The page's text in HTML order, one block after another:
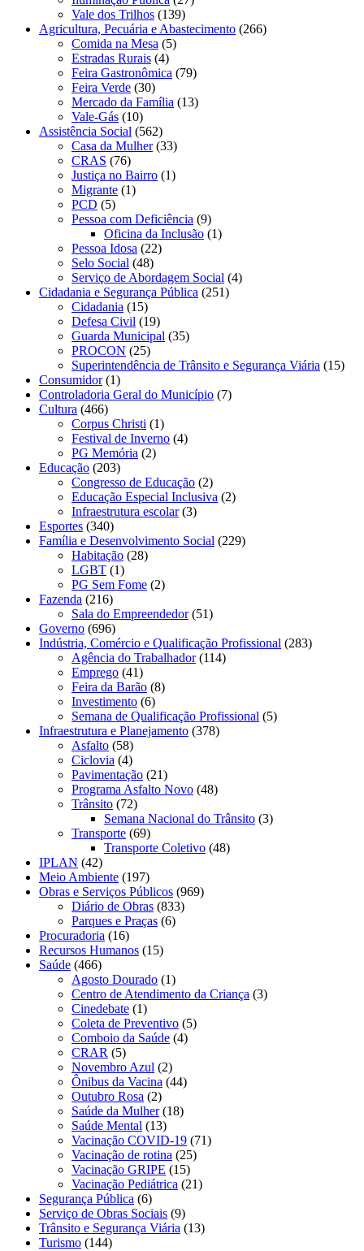
Vale dos Trilhos (139)
Agricultura, Pecuária e Abastecimento (266)
Comida na Mesa (5)
Estradas Rurais (4)
Feira Gastronômica (79)
Feira Verde (30)
Mercado da Família (13)
Vale-Gás (10)
Assistência Social (562)
Casa da Mulher(33)
CRAS (76)
Justiça no Bairro (1)
Migrante (1)
PCD (5)
Pessoa com Deficiência (9)
Oficina da Inclusão (1)
Pessoa Idosa (22)
Selo Social (48)
Serviço de Abordagem Social (4)
Cidadania e Segurança Pública (251)
Cidadania (15)
Defesa Civil (19)
Guarda Municipal (35)
PROCON (25)
Superintendência de Trânsito e Segurança Viária (15)
Consumidor(1)
Controladoria Geral do Município (7)
Cultura (466)
Corpus Christi (1)
Festival de Inverno (4)
PG Memória (2)
Educação (203)
Congresso de Educação (2)
Educação Especial Inclusiva (2)
Infraestrutura escolar(3)
Esportes (340)
Família e Desenvolvimento Social (229)
Habitação (28)
LGBT (1)
PG Sem Fome (2)
Fazenda (216)
Sala do Empreendedor(51)
Governo (696)
Indústria, Comércio e Qualificação Profissional (283)
Agência do Trabalhador(114)
Emprego (41)
Feira da Barão (8)
Investimento (6)
Semana de Qualificação Profissional (5)
Infraestrutura e Planejamento (378)
Asfalto (58)
Ciclovia (4)
Pavimentação (21)
Programa Asfalto Novo (48)
Trânsito (72)
Semana Nacional do Trânsito (3)
Transporte (69)
Transporte Coletivo (48)
IPLAN (42)
Meio Ambiente (197)
Obras e Serviços Públicos (969)
Diário de Obras (833)
Parques e Praças (6)
Procuradoria (16)
Recursos Humanos (15)
Saúde (466)
Agosto Dourado (1)
Centro de Atendimento da Criança (3)
Cinedebate (1)
Coleta de Preventivo (5)
Comboio da Saúde (4)
CRAR (5)
Novembro Azul (2)
Ônibus da Vacina (44)
Outubro Rosa (2)
Saúde da Mulher(18)
Saúde Mental (13)
Vacinação COVID-19 (71)
Vacinação de rotina (25)
Vacinação GRIPE (15)
Vacinação Pediátrica (21)
Segurança Pública (6)
Serviço de Obras Sociais (9)
Trânsito e Segurança Viária (13)
Turismo (144)